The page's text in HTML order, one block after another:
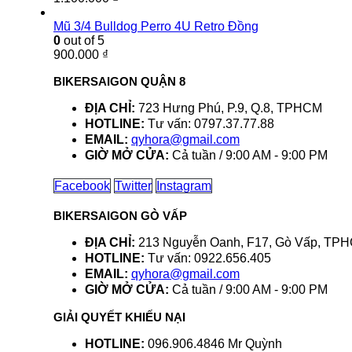
Mũ 3/4 Bulldog Perro 4U Retro Đồng
0 out of 5
900.000 ₫
BIKERSAIGON QUẬN 8
ĐỊA CHỈ: 723 Hưng Phú, P.9, Q.8, TPHCM
HOTLINE: Tư vấn: 0797.37.77.88
EMAIL: qyhora@gmail.com
GIỜ MỞ CỬA: Cả tuần / 9:00 AM - 9:00 PM
Facebook Twitter Instagram
BIKERSAIGON GÒ VẤP
ĐỊA CHỈ: 213 Nguyễn Oanh, F17, Gò Vấp,
HOTLINE: Tư vấn: 0922.656.405
EMAIL: qyhora@gmail.com
GIỜ MỞ CỬA: Cả tuần / 9:00 AM - 9:00 PM
GIẢI QUYẾT KHIẾU NẠI
HOTLINE: 096.906.4846 Mr Quỳnh